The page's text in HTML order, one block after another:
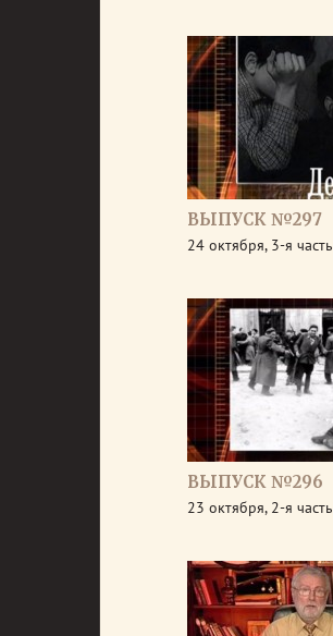
ВЫПУСК №297
24 октября, 3-я часть
ВЫПУСК №296
23 октября, 2-я часть